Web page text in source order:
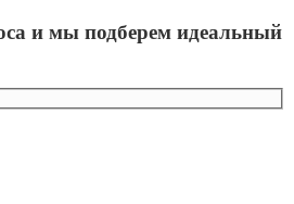
и мы подберем идеальный